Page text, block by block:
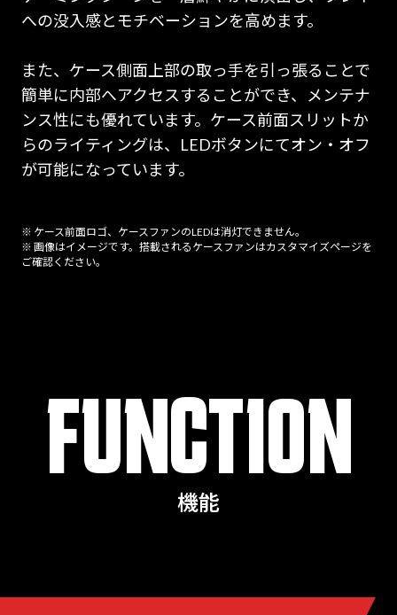
への没入感とモチベーションを高めます。
また、ケース側面上部の取っ手を引っ張ることで
簡単に内部へアクセスすることができ、メンテナ
ンス性にも優れています。ケース前面スリットか
らのライティングは、LEDボタンにてオン・オフ
が可能になっています。
※ ケース前面ロゴ、ケースファンのLEDは消灯できません。
※ 画像はイメージです。搭載されるケースファンはカスタマイズページを
ご確認ください。
FUNCTION
機能